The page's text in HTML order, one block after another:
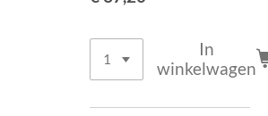
In
winkelwagen